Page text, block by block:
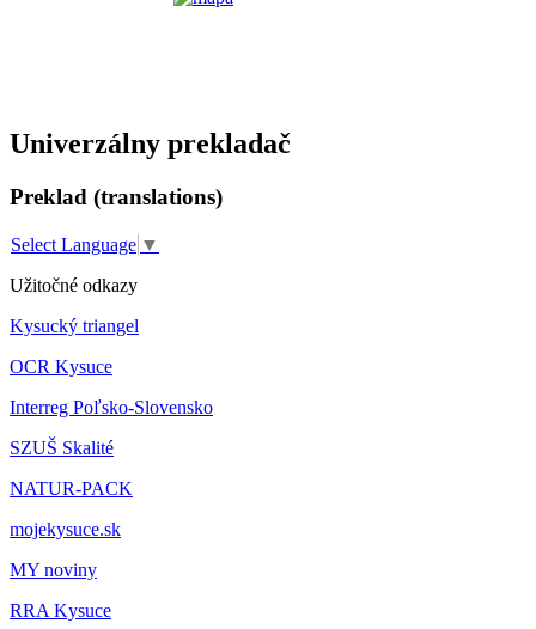
Univerzálny prekladač
Preklad (translations)
Select Language ▼
Užitočné odkazy
Kysucký triangel
OCR Kysuce
Interreg Poľsko-Slovensko
SZUŠ Skalité
NATUR-PACK
mojekysuce.sk
MY noviny
RRA Kysuce